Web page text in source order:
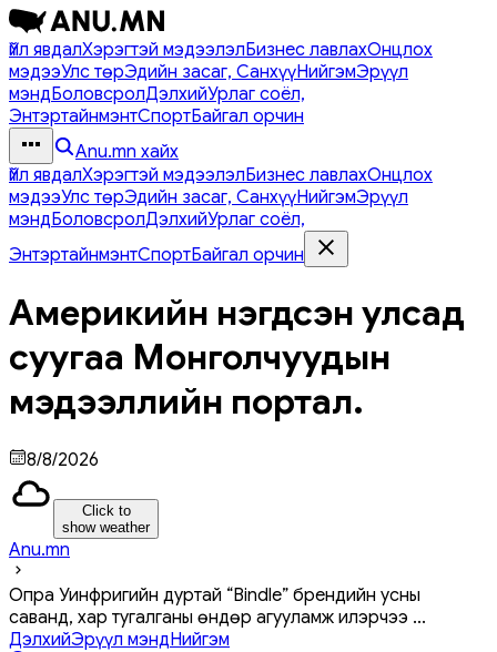
Үйл явдалХэрэгтэй мэдээлэлБизнес лавлахОнцлох
мэдээУлс төрЭдийн засаг, СанхүүНийгэмЭрүүл
мэндБоловсролДэлхийУрлаг соёл,
ЭнтэртайнмэнтСпортБайгал орчин
Anu.mn хайх
Үйл явдалХэрэгтэй мэдээлэлБизнес лавлахОнцлох
мэдээУлс төрЭдийн засаг, СанхүүНийгэмЭрүүл
мэндБоловсролДэлхийУрлаг соёл,
ЭнтэртайнмэнтСпортБайгал орчин
Америкийн нэгдсэн улсад
суугаа Монголчуудын
мэдээллийн портал.
8/8/2026
Click to
show weather
Anu.mn
Опра Уинфригийн дуртай “Bindle” брендийн усны
саванд, хар тугалганы өндөр агууламж илэрчээ ...
ДэлхийЭрүүл мэндНийгэм